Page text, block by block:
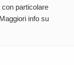
particolare
info su